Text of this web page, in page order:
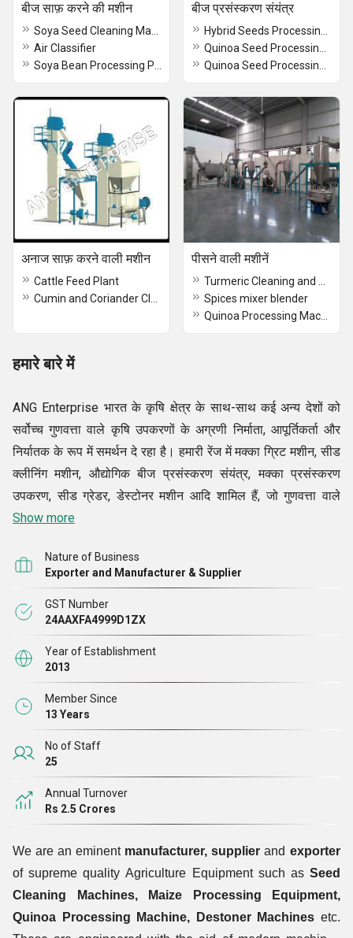
बीज साफ़ करने की मशीन
Air Classifier
बीज प्रसंस्करण संयंत्र
अनाज साफ़ करने वाली मशीन
Cattle Feed Plant
पीसने वाली मशीनें
Spices mixer blender
हमारे बारे में
ANG Enterprise भारत के कृषि क्षेत्र के साथ-साथ कई अन्य देशों को
सर्वोच्च गुणवत्ता वाले कृषि उपकरणों के अग्रणी निर्माता, आपूर्तिकर्ता और
निर्यातक के रूप में समर्थन दे रहा है। हमारी रेंज में मक्का ग्रिट मशीन, सीड
क्लीनिंग मशीन, औद्योगिक बीज प्रसंस्करण संयंत्र, मक्का प्रसंस्करण
उपकरण, सीड ग्रेडर, डेस्टोनर मशीन आदि शामिल हैं, जो गुणवत्ता वाले
परीक्षण किए गए स्पेयर पार्ट्स और धातुओं और मिश्र धातुओं के घटकों का
किया गया है। बड़ी संख्या में खाद्य प्रसंस्करण कंपनियां अपने शानदार
प्रदर्शन, उपयोगकर्ता के अनुकूल कार्यों, लंबे जीवन और एर्गोनोमिक डिजाइनों
के कारण नियमित रूप से हमारे उत्पादों की मांग
करती हैं।
हम केवल वाणिज्यिक पूछताछ स्वीकार करते हैं
Show more
Nature of Business
Exporter and Manufacturer & Supplier
GST Number
24AAXFA4999D1ZX
Year of Establishment
2013
Member Since
13 Years
No of Staff
25
Annual Turnover
Rs 2.5 Crores
We are an eminent manufacturer, supplier and exporter
of supreme quality Agriculture Equipment such as Seed
Cleaning Machines, Maize Processing Equipment,
Quinoa Processing Machine, Destoner Machines etc.